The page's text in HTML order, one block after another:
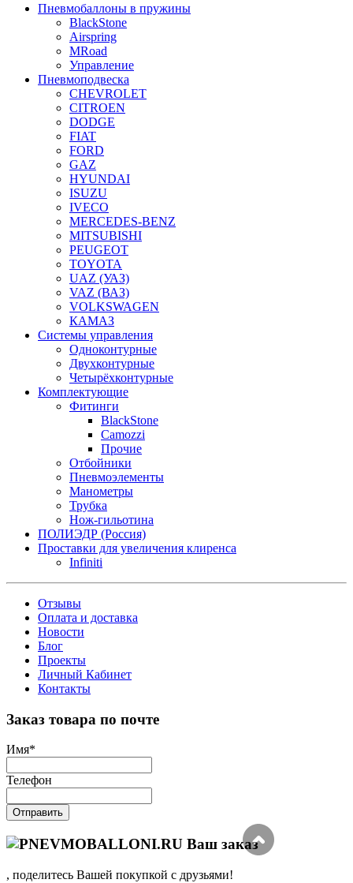
Пневмобаллоны в пружины
BlackStone
Airspring
MRoad
Управление
Пневмоподвеска
CHEVROLET
CITROEN
DODGE
FIAT
FORD
GAZ
HYUNDAI
ISUZU
IVECO
MERCEDES-BENZ
MITSUBISHI
PEUGEOT
TOYOTA
UAZ (УАЗ)
VAZ (ВАЗ)
VOLKSWAGEN
КАМАЗ
Системы управления
Одноконтурные
Двухконтурные
Четырёхконтурные
Комплектующие
Фитинги
BlackStone
Camozzi
Прочие
Отбойники
Пневмоэлементы
Манометры
Трубка
Нож-гильотина
ПОЛИЭДР (Россия)
Проставки для увеличения клиренса
Infiniti
Отзывы
Оплата и доставка
Новости
Блог
Проекты
Личный Кабинет
Контакты
Заказ товара по почте
Имя*
Телефон
Отправить
Ваш заказ
, поделитесь Вашей покупкой с друзьями!